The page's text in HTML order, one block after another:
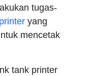
tugas-
yang
mencetak
tank printer